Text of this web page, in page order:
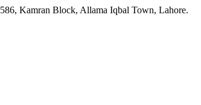
586, Kamran Block, Allama Iqbal Town, Lahore.